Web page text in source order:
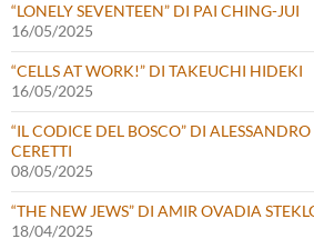
“LONELY SEVENTEEN” DI PAI CHING-JUI
16/05/2025
“CELLS AT WORK!” DI TAKEUCHI HIDEKI
16/05/2025
“IL CODICE DEL BOSCO” DI
CERETTI
08/05/2025
“THE NEW JEWS” DI AMIR OVADIA
18/04/2025